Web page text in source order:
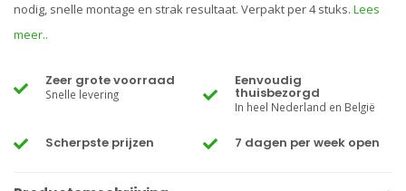
nodig, snelle montage en strak resultaat. Verpakt per 4 stuks. Lees
meer..
Zeer grote voorraad
Snelle levering
Eenvoudig
thuisbezorgd
In heel Nederland en België
Scherpste prijzen 7 dagen per week open